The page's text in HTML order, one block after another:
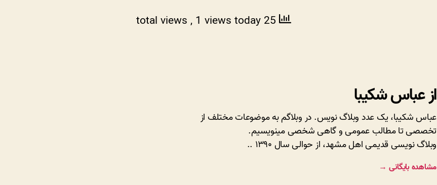
, 1 views today
از عباس شکیبا
عباس شکیبا، یک عدد وبلاگ نویس. در وبلاگم به موضوعات مختلف از
تخصصی تا مطالب عمومی و گاهی شخصی مینویسیم.
وبلاگ نویسی قدیمی اهل مشهد، از حوالی سال ۱۳۹۰ ..
مشاهده بایگانی →